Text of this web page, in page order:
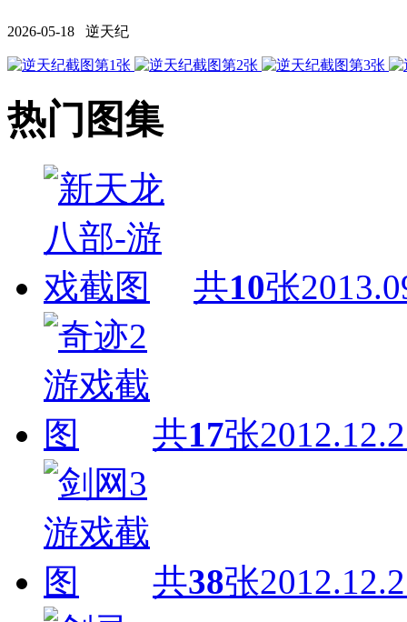
2026-05-18 逆天纪
热门图集
共10张
共17张
共38张